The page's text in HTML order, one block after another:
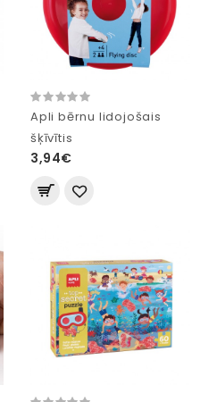
Apli bērnu lidojošais
šķīvītis
3,94€